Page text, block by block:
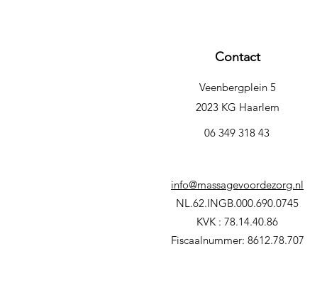
Contact
Veenbergplein 5
2023 KG Haarlem
06 349 318 43
info@massagevoordezorg.nl
NL.62.INGB.000.690.0745
KVK : 78.14.40.86
Fiscaalnummer: 8612.78.707